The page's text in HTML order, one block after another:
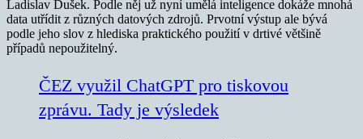
Ladislav Dušek. Podle něj už nyní umělá inteligence dokáže mnohá
data utřídit z různých datových zdrojů. Prvotní výstup ale bývá
podle jeho slov z hlediska praktického použití v drtivé většině
případů nepoužitelný.
ČEZ využil ChatGPT pro tiskovou
zprávu. Tady je výsledek